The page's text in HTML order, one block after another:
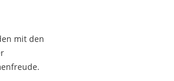
mit den